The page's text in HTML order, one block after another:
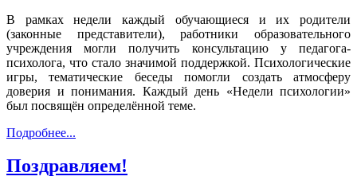
В рамках недели каждый обучающиеся и их родители
(законные представители), работники образовательного
учреждения могли получить консультацию у педагога-
психолога, что стало значимой поддержкой. Психологические
игры, тематические беседы помогли создать атмосферу
доверия и понимания. Каждый день «Недели психологии»
был посвящён определённой теме.
Подробнее...
Поздравляем!